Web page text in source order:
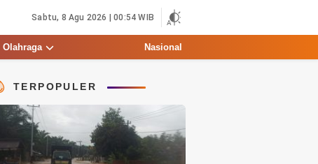
Sabtu, 8 Agu 2026 | 00:54 WIB
Olahraga Nasional
TERPOPULER